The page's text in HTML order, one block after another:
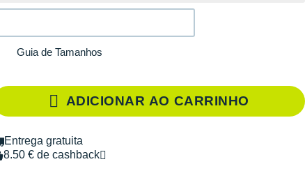
Guia de Tamanhos
ADICIONAR AO CARRINHO
Entrega gratuita
8.50 € de cashback